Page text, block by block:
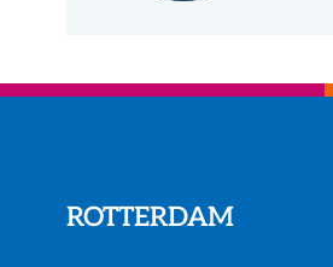
ROTTERDAM